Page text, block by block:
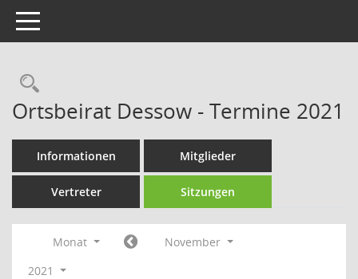
Toggle navigation
Rechercheauswahl
Ortsbeirat Dessow - Termine 2021
Informationen Mitglieder
Vertreter Sitzungen
Monat
November
2021